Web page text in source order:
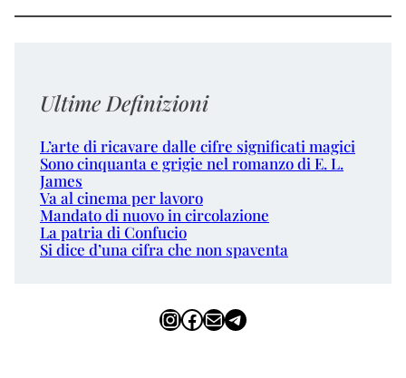
Ultime Definizioni
L’arte di ricavare dalle cifre significati magici
Sono cinquanta e grigie nel romanzo di E. L.
James
Va al cinema per lavoro
Mandato di nuovo in circolazione
La patria di Confucio
Si dice d’una cifra che non spaventa
InstagramFacebook Email Telegram